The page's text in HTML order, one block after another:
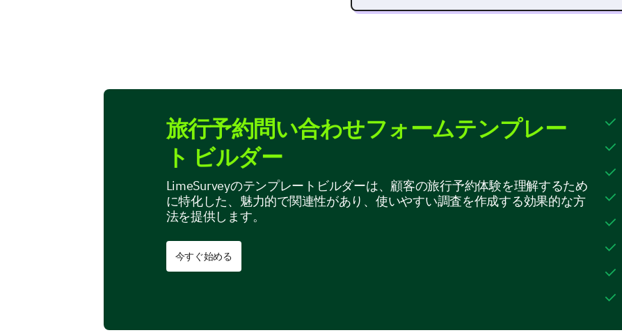
5. Very Satisfied
Ease of booking
旅行予約問い合わせフォームテンプレー
ト ビルダー
LimeSurveyのテンプレートビルダーは、顧客の旅行予約体験を理解するため
に特化した、魅力的で関連性があり、使いやすい調査を作成する効果的な方
法を提供します。
今すぐ始める